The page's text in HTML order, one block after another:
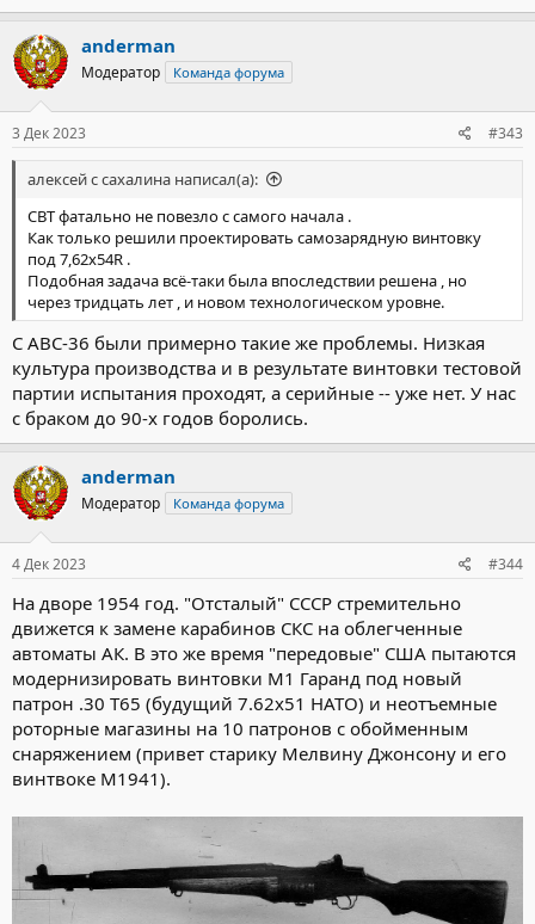
anderman
Модератор Команда форума
3 Дек 2023 #343
алексей с сахалина написал(а):
СВТ фатально не повезло с самого начала .
Как только решили проектировать самозарядную винтовку
под 7,62х54R .
Подобная задача всё-таки была впоследствии решена , но
через тридцать лет , и новом технологическом уровне.
С АВС-36 были примерно такие же проблемы. Низкая
культура производства и в результате винтовки тестовой
партии испытания проходят, а серийные -- уже нет. У нас
с браком до 90-х годов боролись.
anderman
Модератор Команда форума
4 Дек 2023 #344
На дворе 1954 год. "Отсталый" СССР стремительно
движется к замене карабинов СКС на облегченные
автоматы АК. В это же время "передовые" США пытаются
модернизировать винтовки М1 Гаранд под новый
патрон .30 Т65 (будущий 7.62х51 НАТО) и неотъемные
роторные магазины на 10 патронов с обойменным
снаряжением (привет старику Мелвину Джонсону и его
винтвоке М1941).